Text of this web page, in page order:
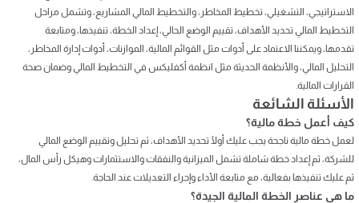
الاستراتيجي، التشغيلي، تخطيط المخاطر، والتخطيط المالي المشاريع، وتشمل مراحل
التخطيط المالي تحديد الأهداف، تقييم الوضع الحالي، إعداد الخطة، تنفيذها، ومتابعة
تقدمها، ويمكننا الاعتماد على أدوات مثل القوائم المالية، الموازنات، أدوات إدارة المخاطر،
التحليل المالي، والأنظمة الحديثة مثل انظمة أكفليكس في التخطيط المالي وضمان صحة
القرارات المالية.
الأسئلة الشائعة
كيف أعمل خطة مالية؟
لعمل خطة مالية ناجحة يجب عليك أولًا تحديد الأهداف، ثم تحليل وتقييم الوضع المالي
للشركة، ثم إعداد خطة شاملة تشمل الميزانية والنفقات والاستثمارات وهيكل رأس المال،
ثم عليك تنفيذها بفعالية، مع متابعة الأداء وإجراء التعديلات عند الحاجة.
ما هي عناصر الخطة المالية الجيدة؟